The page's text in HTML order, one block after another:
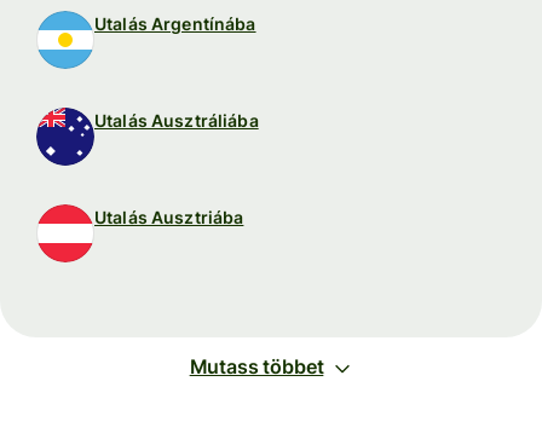
Utalás Argentínába
Utalás Ausztráliába
Utalás Ausztriába
Mutass többet